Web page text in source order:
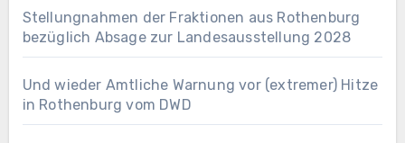
Stellungnahmen der Fraktionen aus Rothenburg
bezüglich Absage zur Landesausstellung 2028
Und wieder Amtliche Warnung vor (extremer) Hitze
in Rothenburg vom DWD